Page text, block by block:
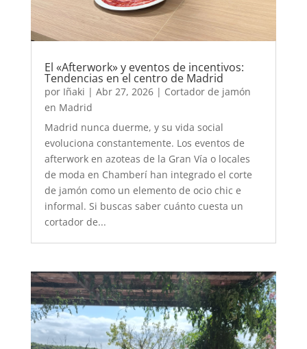
El «Afterwork» y eventos de incentivos:
Tendencias en el centro de Madrid
por Iñaki | Abr 27, 2026| Cortador de jamón
en Madrid
Madrid nunca duerme, y su vida social
evoluciona constantemente. Los eventos de
afterwork en azoteas de la Gran Vía o locales
de moda en Chamberí han integrado el corte
de jamón como un elemento de ocio chic e
informal. Si buscas saber cuánto cuesta un
cortador de...